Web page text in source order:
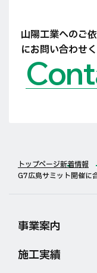
山陽工業へのご
にお問い合わせく
トップページ新着情報
G7広島サミット開催に
事業案内
施工実績